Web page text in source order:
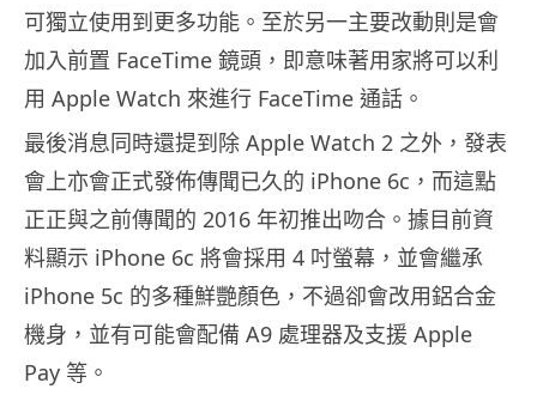
可獨立使用到更多功能。至於另一主要改動則是會
加入前置 FaceTime 鏡頭，即意味著用家將可以利
用 Apple Watch 來進行 FaceTime 通話。
最後消息同時還提到除 Apple Watch 2 之外，發表
會上亦會正式發佈傳聞已久的 iPhone 6c，而這點
正正與之前傳聞的 2016 年初推出吻合。據目前資
料顯示 iPhone 6c 將會採用 4 吋螢幕，並會繼承
iPhone 5c 的多種鮮艷顏色，不過卻會改用鋁合金
機身，並有可能會配備 A9 處理器及支援 Apple
Pay 等。